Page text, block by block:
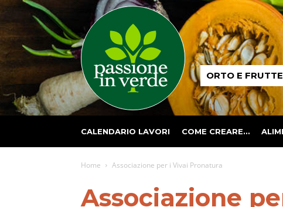
Passione
in ORTO E
CALENDARIO LAVORI COME CREARE…
Home Associazione per i Vivai Pronatura
Associazione